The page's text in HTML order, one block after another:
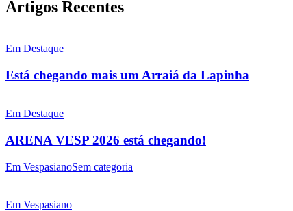
Artigos Recentes
Em Destaque
Está chegando mais um Arraiá da Lapinha
Em Destaque
ARENA VESP 2026 está chegando!
Em VespasianoSem categoria
Em Vespasiano